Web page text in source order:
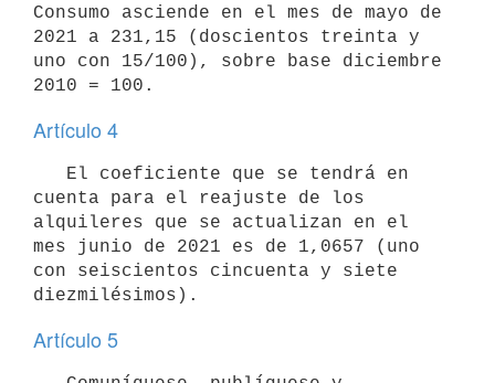
Consumo asciende en el mes de mayo de
2021 a 231,15 (doscientos treinta y
uno con 15/100), sobre base diciembre
Artículo 4
cuenta para el reajuste de los
alquileres que se actualizan en el
mes junio de 2021 es de 1,0657 (uno
con seiscientos cincuenta y siete
Artículo 5